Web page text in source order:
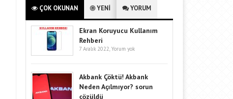
ÇOK OKUNAN YENİ YORUM
Ekran Koruyucu Kullanım
Rehberi
7 Aralık 2022, Yorum yok
Akbank Çöktü! Akbank
Neden Açılmıyor? sorun
çözüldü